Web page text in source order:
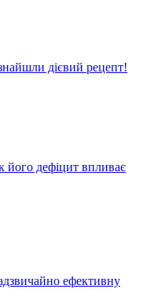
дієвий рецепт!
його дефіцит впливає
ефективну